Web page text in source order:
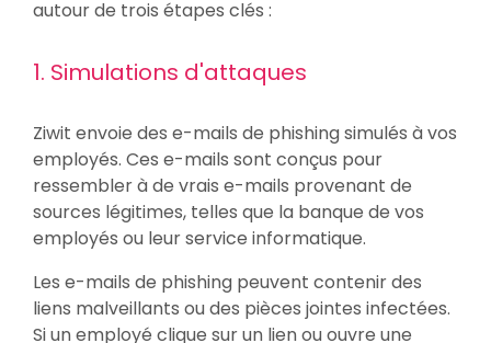
autour de trois étapes clés :
1. Simulations d'attaques
Ziwit envoie des e-mails de phishing simulés à vos
employés. Ces e-mails sont conçus pour
ressembler à de vrais e-mails provenant de
sources légitimes, telles que la banque de vos
employés ou leur service informatique.
Les e-mails de phishing peuvent contenir des
liens malveillants ou des pièces jointes infectées.
Si un employé clique sur un lien ou ouvre une